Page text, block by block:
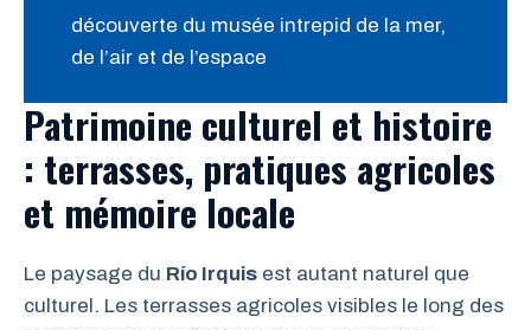
découverte du musée intrepid de la mer,
de l’air et de l’espace
Patrimoine culturel et histoire
: terrasses, pratiques agricoles
et mémoire locale
Le paysage du Río Irquis est autant naturel que
culturel. Les terrasses agricoles visibles le long des